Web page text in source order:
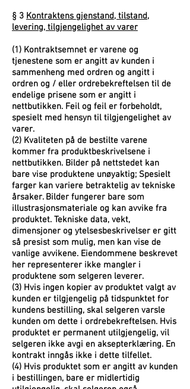
§ 3 Kontraktens gjenstand, tilstand,
levering, tilgjengelighet av varer
(1) Kontraktsemnet er varene og
tjenestene som er angitt av kunden i
sammenheng med ordren og angitt i
ordren og / eller ordrebekreftelsen til de
endelige prisene som er angitt i
nettbutikken. Feil og feil er forbeholdt,
spesielt med hensyn til tilgjengelighet av
varer.
(2) Kvaliteten på de bestilte varene
kommer fra produktbeskrivelsene i
nettbutikken. Bilder på nettstedet kan
bare vise produktene unøyaktig; Spesielt
farger kan variere betraktelig av tekniske
årsaker. Bilder fungerer bare som
illustrasjonsmateriale og kan avvike fra
produktet. Tekniske data, vekt,
dimensjoner og ytelsesbeskrivelser er gitt
så presist som mulig, men kan vise de
vanlige avvikene. Eiendommene beskrevet
her representerer ikke mangler i
produktene som selgeren leverer.
(3) Hvis ingen kopier av produktet valgt av
kunden er tilgjengelig på tidspunktet for
kundens bestilling, skal selgeren varsle
kunden om dette i ordrebekreftelsen. Hvis
produktet er permanent utilgjengelig, vil
selgeren ikke avgi en aksepterklæring. En
kontrakt inngås ikke i dette tilfellet.
(4) Hvis produktet som er angitt av kunden
i bestillingen, bare er midlertidig